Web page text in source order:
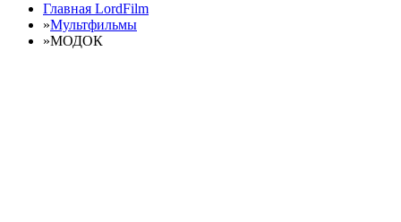
Главная LordFilm
»Мультфильмы
»МОДОК